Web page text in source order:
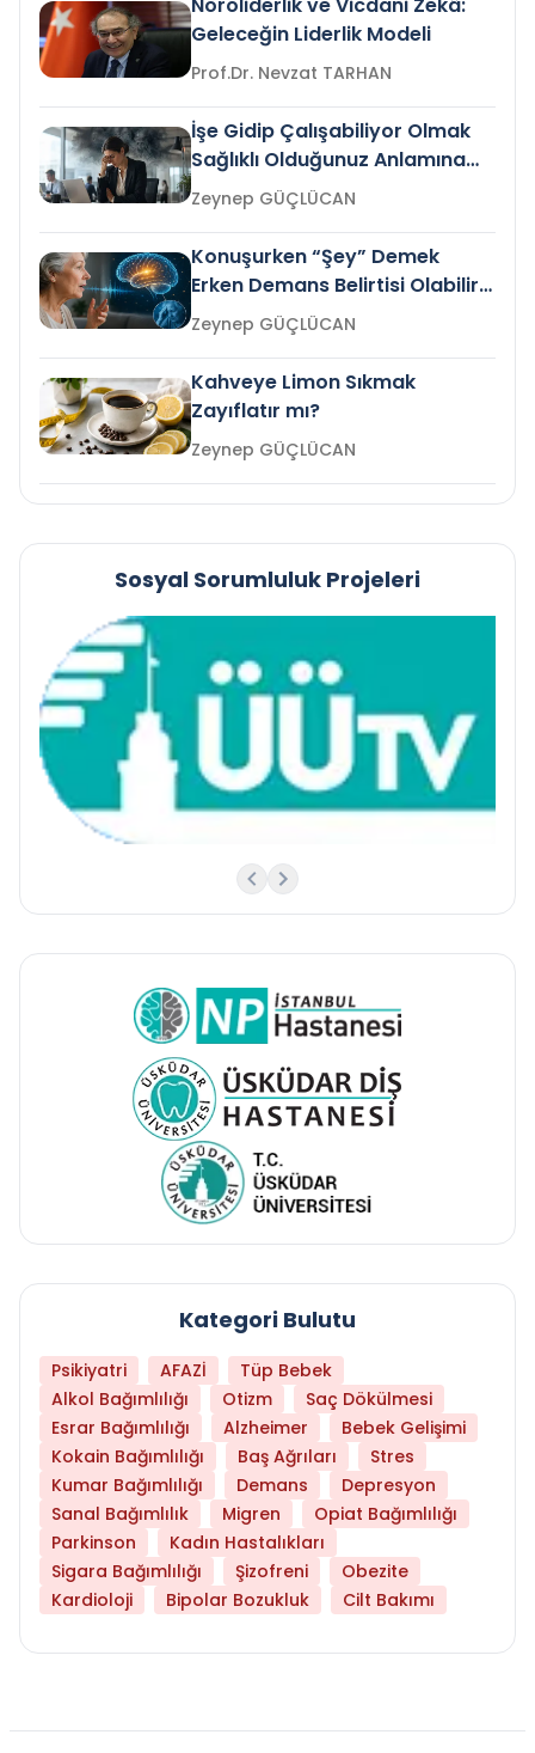
Geleceğin Liderlik Modeli
Prof.Dr. Nevzat TARHAN
İşe Gidip Çalışabiliyor Olmak
Sağlıklı Olduğunuz Anlamına
Gelir mi?Zeynep GÜÇLÜCAN
Konuşurken “Şey” Demek
Erken Demans Belirtisi Olabilir
mi?
Zeynep GÜÇLÜCAN
Kahveye Limon Sıkmak
Zayıflatır mı?
Zeynep GÜÇLÜCAN
Sosyal Sorumluluk Projeleri
Kategori Bulutu
Psikiyatri AFAZİ
Tüp Bebek
Alkol Bağımlılığı
Otizm
Saç Dökülmesi
Esrar Bağımlılığı
Alzheimer
Bebek Gelişimi
Kokain Bağımlılığı
Baş Ağrıları
Stres
Kumar Bağımlılığı
Demans
Depresyon
Sanal Bağımlılık
Migren
Opiat Bağımlılığı
Parkinson
Kadın Hastalıkları
Sigara Bağımlılığı
Şizofreni
Obezite
Kardioloji
Bipolar Bozukluk Cilt Bakımı